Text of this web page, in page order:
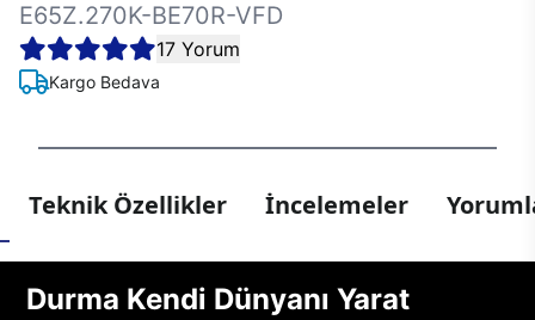
E65Z.270K-BE70R-VFD
17 Yorum
Kargo Bedava
Teknik Özellikler İncelemeler
Durma Kendi Dünyanı Yarat